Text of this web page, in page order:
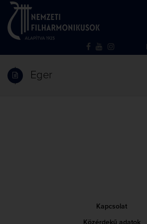
Eger
Kapcsolat
Közérdekű adatok